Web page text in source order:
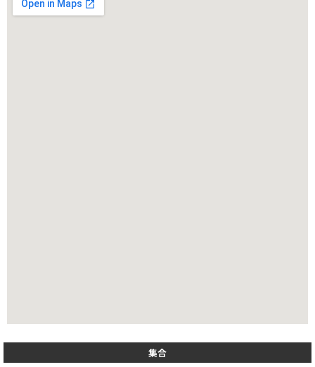
集合